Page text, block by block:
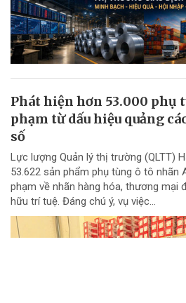
Phát hiện hơn 53.000 phụ
phạm từ dấu hiệu quảng
số
Lực lượng Quản lý thị trường (QLTT)
53.622 sản phẩm phụ tùng ô tô nhãn
phạm về nhãn hàng hóa, thương mại
hữu trí tuệ. Đáng chú ý, vụ việc...